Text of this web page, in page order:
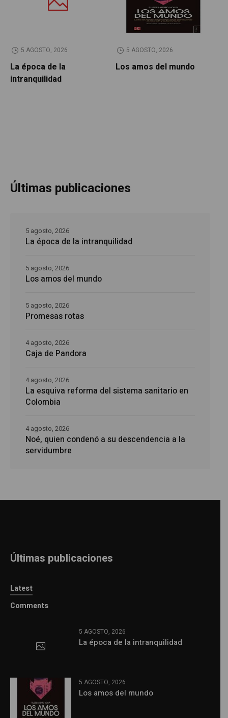
5 AGOSTO, 2026
La época de la
intranquilidad
5 AGOSTO, 2026
Los amos del mundo
Últimas publicaciones
La época de la intranquilidad
5 agosto, 2026
Los amos del mundo
5 agosto, 2026
Promesas rotas
5 agosto, 2026
Caja de Pandora
4 agosto, 2026
La esquiva reforma del sistema sanitario en
Colombia
4 agosto, 2026
Noé, quien condenó a su descendencia a la
servidumbre
4 agosto, 2026
Últimas publicaciones
Latest
Comments
5 AGOSTO, 2026
La época de la intranquilidad
5 AGOSTO, 2026
Los amos del mundo